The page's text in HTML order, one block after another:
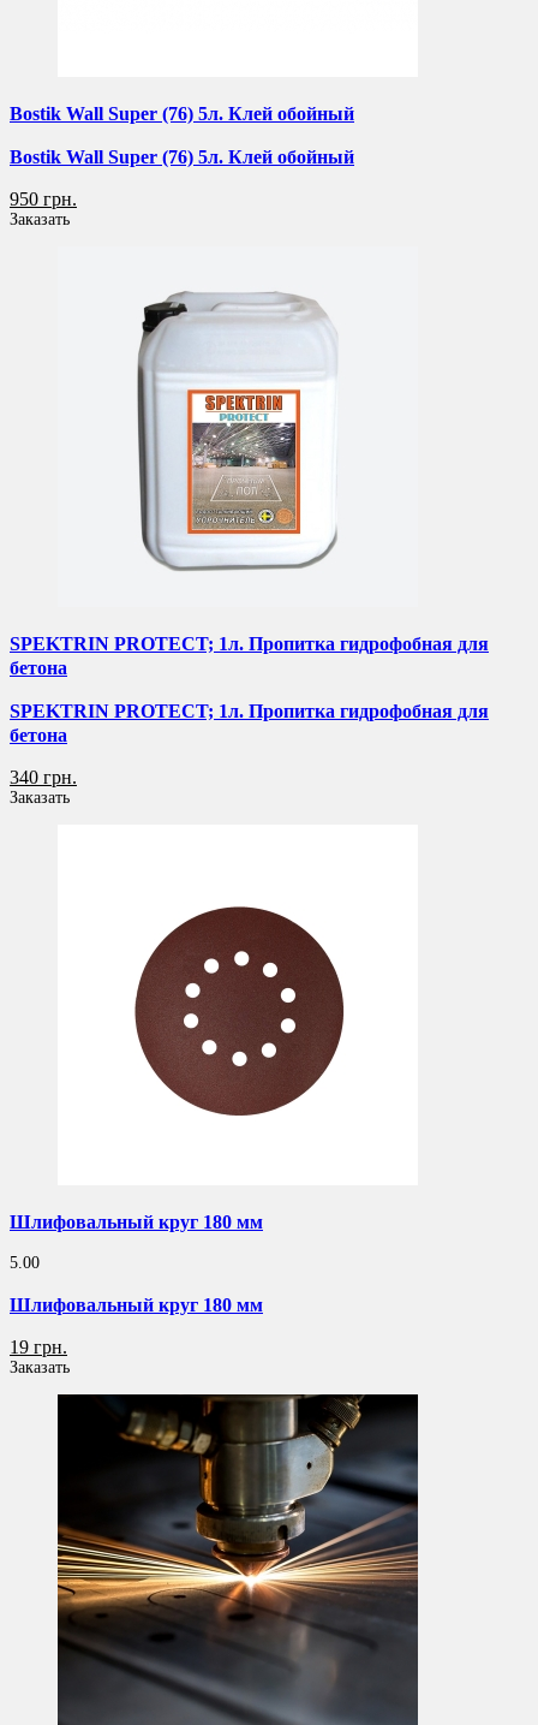
Bostik Wall Super (76) 5л. Клей обойный
Bostik Wall Super (76) 5л. Клей обойный
950 грн.
Заказать
SPEKTRIN PROTECT; 1л. Пропитка гидрофобная для
бетона
SPEKTRIN PROTECT; 1л. Пропитка гидрофобная для
бетона
340 грн.
Заказать
Шлифовальный круг 180 мм
5.00
Шлифовальный круг 180 мм
19 грн.
Заказать